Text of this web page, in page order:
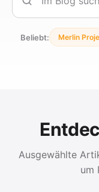
Suchen
Beliebt: Merlin
Ausgewählte
um